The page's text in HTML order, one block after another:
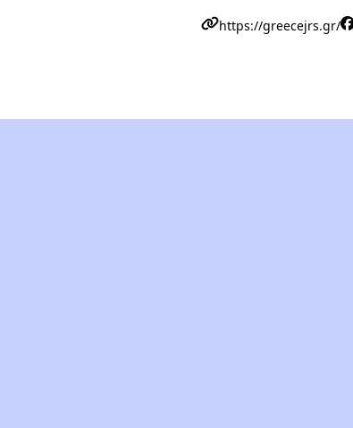
https://greecejrs.gr/